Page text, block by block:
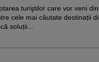
turiştilor care vor veni
cele mai căutate destinații
soluții...